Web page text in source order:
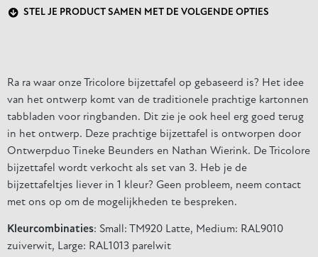
STEL JE PRODUCT SAMEN MET DE VOLGENDE OPTIES
Ra ra waar onze Tricolore bijzettafel op gebaseerd is? Het idee
van het ontwerp komt van de traditionele prachtige kartonnen
tabbladen voor ringbanden. Dit zie je ook heel erg goed terug
in het ontwerp. Deze prachtige bijzettafel is ontworpen door
Ontwerpduo Tineke Beunders en Nathan Wierink. De Tricolore
bijzettafel wordt verkocht als set van 3. Heb je de
bijzettafeltjes liever in 1 kleur? Geen probleem, neem contact
met ons op om de mogelijkheden te bespreken.
Kleurcombinaties: Small: TM920 Latte, Medium: RAL9010
zuiverwit, Large: RAL1013 parelwit